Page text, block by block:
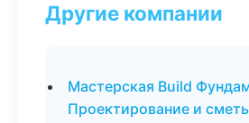
Другие компании
Мастерская Build
Проектирование и